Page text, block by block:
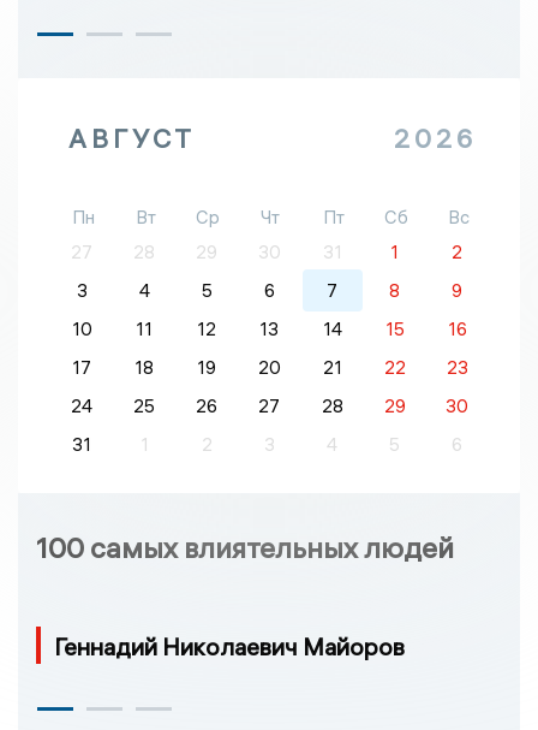
АВГУСТ 2026
Пн Вт Ср Чт Пт Сб
Вс
27
28 29 30 31 1
2
3
4 5 6 7 8
9
10
11 12 13 14 15
16
17
18 19 20 21 22
23
24
25 26 27 28 29
30
31
1 2 3 4 5 6
100 самых влиятельных людей
Геннадий Николаевич Майоров